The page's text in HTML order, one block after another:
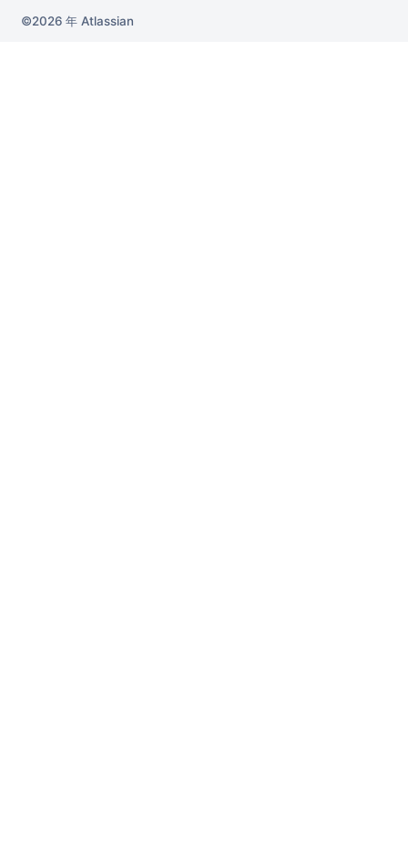
2026 年 Atlassian